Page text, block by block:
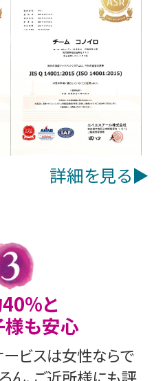
詳細を見る▶︎
と
様も安心
ビスは女性ならで